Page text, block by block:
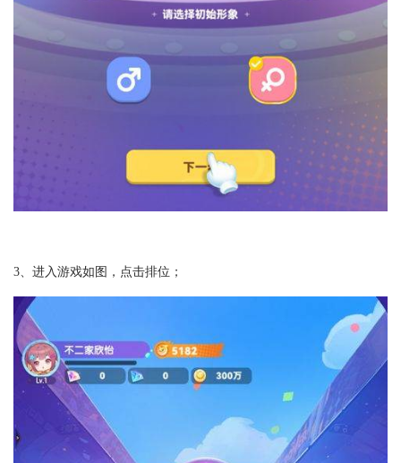
3、进入游戏如图，点击排位；